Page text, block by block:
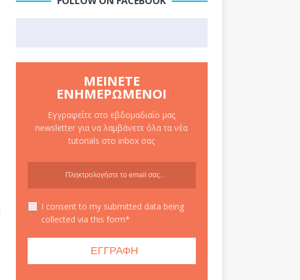
ΜΕΊΝΕΤΕ
ΕΝΗΜΕΡΩΜΈΝΟΙ
Εγγραφείτε στο εβδομαδιαίο μας
newsletter για να λαμβάνετε όλα τα νέα
tutorials στο inbox σας
I consent to my submitted data being
collected via this form*